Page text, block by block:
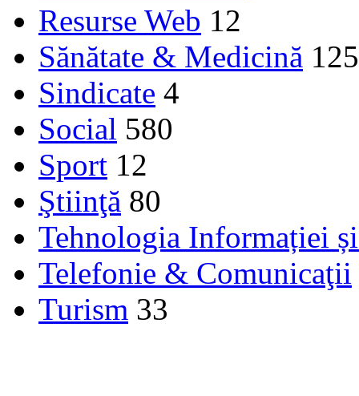
Resurse Web 12
Sănătate & Medicină 125
Sindicate 4
Social 580
Sport 12
Ştiinţă 80
Tehnologia Informației
Telefonie & Comunicaţii
Turism 33